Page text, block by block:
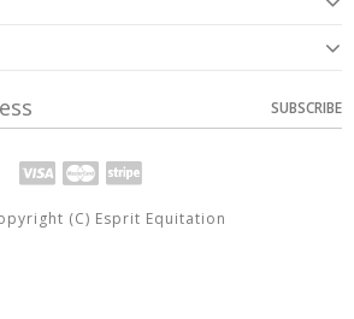
(C) Esprit Equitation
SUBSCRIBE